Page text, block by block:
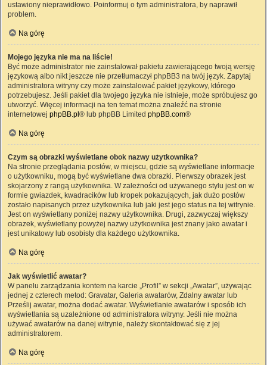
ustawiony nieprawidłowo. Poinformuj o tym administratora, by naprawił
problem.
Na górę
Mojego języka nie ma na liście!
Być może administrator nie zainstalował pakietu zawierającego twoją wersję
językową albo nikt jeszcze nie przetłumaczył phpBB3 na twój język. Zapytaj
administratora witryny czy może zainstalować pakiet językowy, którego
potrzebujesz. Jeśli pakiet dla twojego języka nie istnieje, może spróbujesz go
utworzyć. Więcej informacji na ten temat można znaleźć na stronie
internetowej phpBB.pl ® lub phpBB Limited phpBB.com®
Na górę
Czym są obrazki wyświetlane obok nazwy użytkownika?
Na stronie przeglądania postów, w miejscu, gdzie są wyświetlane informacje
o użytkowniku, mogą być wyświetlane dwa obrazki. Pierwszy obrazek jest
skojarzony z rangą użytkownika. W zależności od używanego stylu jest on w
formie gwiazdek, kwadracików lub kropek pokazujących, jak dużo postów
zostało napisanych przez użytkownika lub jaki jest jego status na tej witrynie.
Jest on wyświetlany poniżej nazwy użytkownika. Drugi, zazwyczaj większy
obrazek, wyświetlany powyżej nazwy użytkownika jest znany jako awatar i
jest unikatowy lub osobisty dla każdego użytkownika.
Na górę
Jak wyświetlić awatar?
W panelu zarządzania kontem na karcie „Profil” w sekcji „Awatar”, używając
jednej z czterech metod: Gravatar, Galeria awatarów, Zdalny awatar lub
Prześlij awatar, można dodać awatar. Wyświetlanie awatarów i sposób ich
wyświetlania są uzależnione od administratora witryny. Jeśli nie można
używać awatarów na danej witrynie, należy skontaktować się z jej
administratorem.
Na górę